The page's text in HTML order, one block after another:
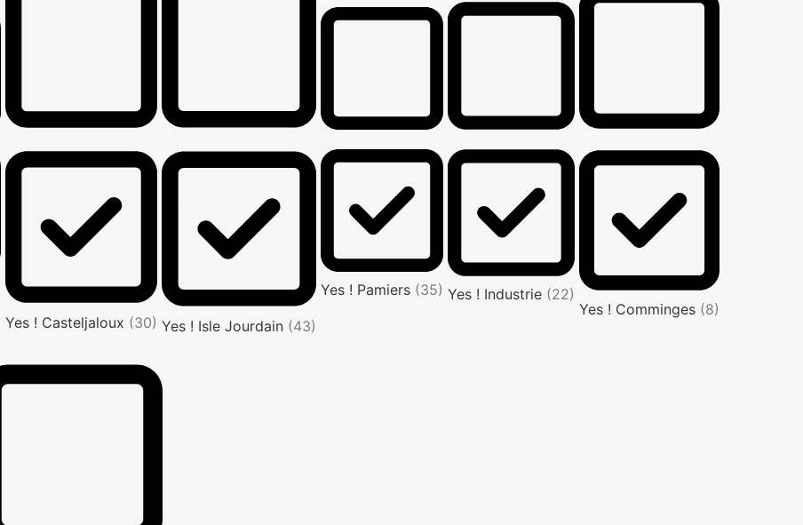
Yes ! Casteljaloux (30) Yes ! Isle Jourdain (43)
Yes ! Pamiers (35) Yes ! Industrie (22)
Yes ! Comminges (8)